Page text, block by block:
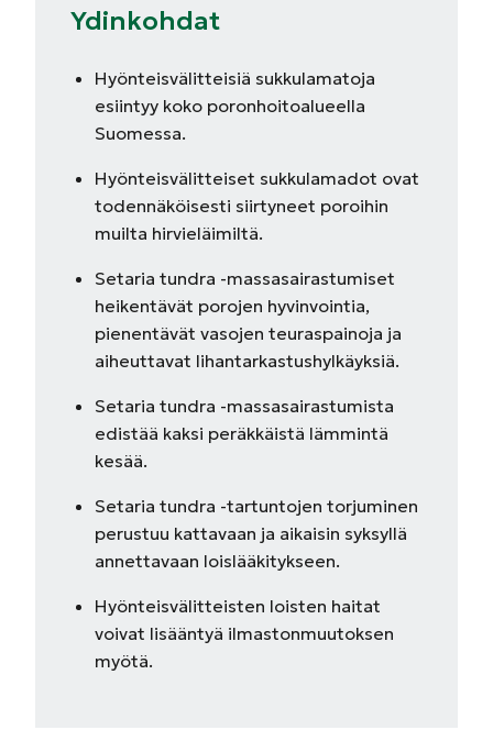
Ydinkohdat
Hyönteisvälitteisiä sukkulamatoja
esiintyy koko poronhoitoalueella
Suomessa.
Hyönteisvälitteiset sukkulamadot ovat
todennäköisesti siirtyneet poroihin
muilta hirvieläimiltä.
Setaria tundra -massasairastumiset
heikentävät porojen hyvinvointia,
pienentävät vasojen teuraspainoja ja
aiheuttavat lihantarkastushylkäyksiä.
Setaria tundra -massasairastumista
edistää kaksi peräkkäistä lämmintä
kesää.
Setaria tundra -tartuntojen torjuminen
perustuu kattavaan ja aikaisin syksyllä
annettavaan loislääkitykseen.
Hyönteisvälitteisten loisten haitat
voivat lisääntyä ilmastonmuutoksen
myötä.